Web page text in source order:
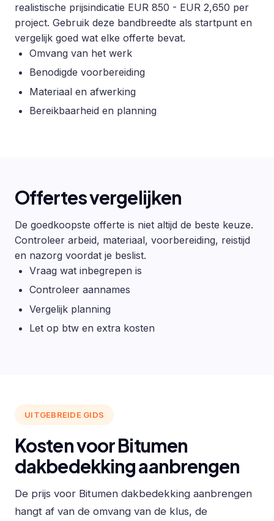
realistische prijsindicatie EUR 850 - EUR 2,650 per
project. Gebruik deze bandbreedte als startpunt en
vergelijk goed wat elke offerte bevat.
Omvang van het werk
Benodigde voorbereiding
Materiaal en afwerking
Bereikbaarheid en planning
Offertes vergelijken
De goedkoopste offerte is niet altijd de beste keuze.
Controleer arbeid, materiaal, voorbereiding, reistijd
en nazorg voordat je beslist.
Vraag wat inbegrepen is
Controleer aannames
Vergelijk planning
Let op btw en extra kosten
UITGEBREIDE GIDS
Kosten voor Bitumen
dakbedekking aanbrengen
De prijs voor Bitumen dakbedekking aanbrengen
hangt af van de omvang van de klus, de